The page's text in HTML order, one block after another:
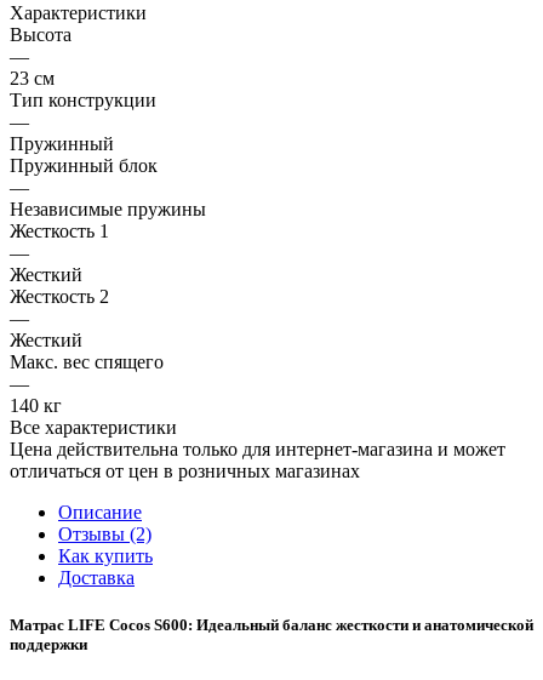
Характеристики
Высота
—
23 см
Тип конструкции
—
Пружинный
Пружинный блок
—
Независимые пружины
Жесткость 1
—
Жесткий
Жесткость 2
—
Жесткий
Макс. вес спящего
—
140 кг
Все характеристики
Цена действительна только для интернет-магазина и может
отличаться от цен в розничных магазинах
Описание
Отзывы (2)
Как купить
Доставка
Матрас LIFE Cocos S600: Идеальный баланс жесткости и анатомической
поддержки